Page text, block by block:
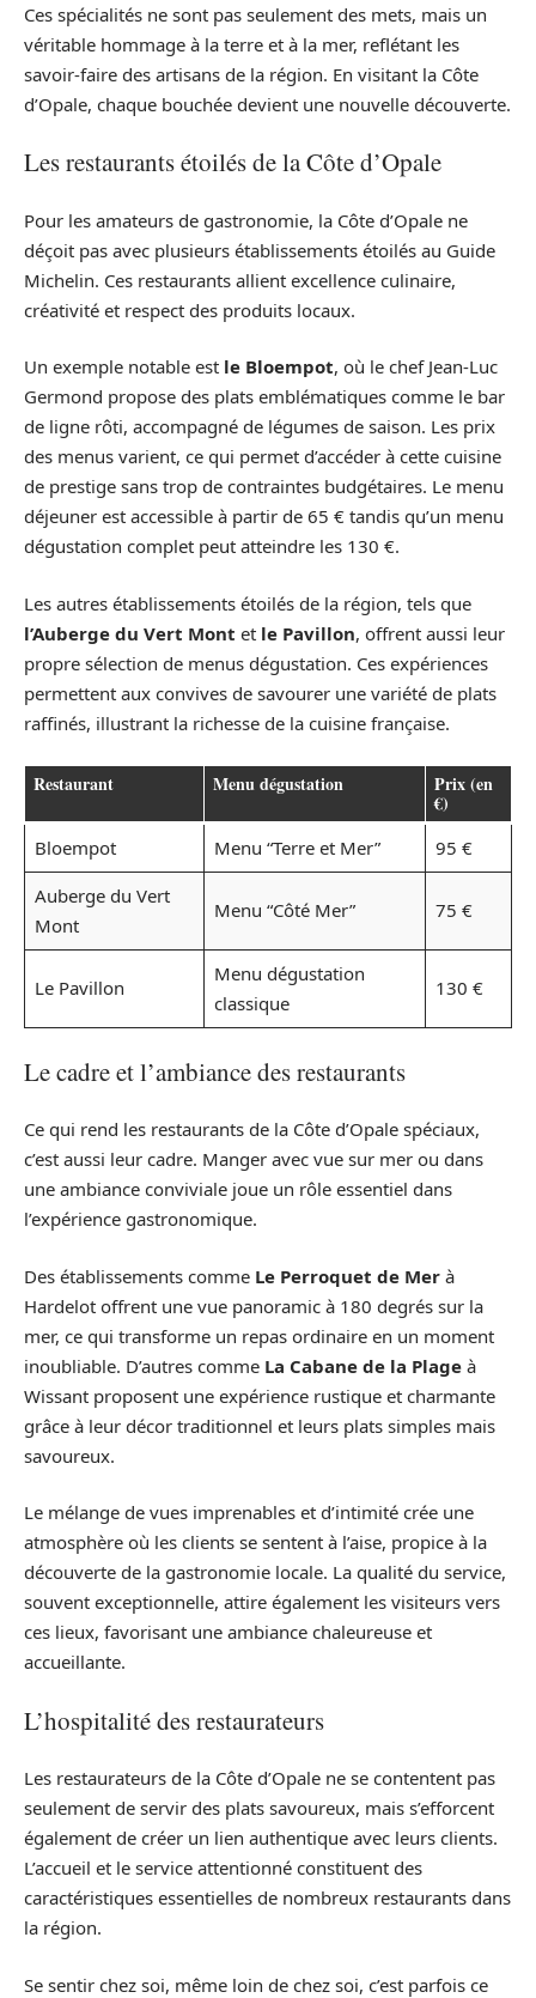
Ces spécialités ne sont pas seulement des mets, mais un
véritable hommage à la terre et à la mer, reflétant les
savoir-faire des artisans de la région. En visitant la Côte
d’Opale, chaque bouchée devient une nouvelle découverte.
Les restaurants étoilés de la Côte d’Opale
Pour les amateurs de gastronomie, la Côte d’Opale ne
déçoit pas avec plusieurs établissements étoilés au Guide
Michelin. Ces restaurants allient excellence culinaire,
créativité et respect des produits locaux.
Un exemple notable est le Bloempot, où le chef Jean-Luc
Germond propose des plats emblématiques comme le bar
de ligne rôti, accompagné de légumes de saison. Les prix
des menus varient, ce qui permet d’accéder à cette cuisine
de prestige sans trop de contraintes budgétaires. Le menu
déjeuner est accessible à partir de 65 € tandis qu’un menu
dégustation complet peut atteindre les 130 €.
Les autres établissements étoilés de la région, tels que
l’Auberge du Vert Mont et le Pavillon, offrent aussi leur
propre sélection de menus dégustation. Ces expériences
permettent aux convives de savourer une variété de plats
raffinés, illustrant la richesse de la cuisine française.
Restaurant Menu dégustation Prix (en
€)
Bloempot Menu “Terre et Mer”
95 €
Auberge du Vert
Mont
Menu “Côté Mer” 75 €
Le Pavillon
Menu dégustation
classique
130 €
Le cadre et l’ambiance des restaurants
Ce qui rend les restaurants de la Côte d’Opale spéciaux,
c’est aussi leur cadre. Manger avec vue sur mer ou dans
une ambiance conviviale joue un rôle essentiel dans
l’expérience gastronomique.
Des établissements comme Le Perroquet de Mer à
Hardelot offrent une vue panoramic à 180 degrés sur la
mer, ce qui transforme un repas ordinaire en un moment
inoubliable. D’autres comme La Cabane de la Plage à
Wissant proposent une expérience rustique et charmante
grâce à leur décor traditionnel et leurs plats simples mais
savoureux.
Le mélange de vues imprenables et d’intimité crée une
atmosphère où les clients se sentent à l’aise, propice à la
découverte de la gastronomie locale. La qualité du service,
souvent exceptionnelle, attire également les visiteurs vers
ces lieux, favorisant une ambiance chaleureuse et
accueillante.
L’hospitalité des restaurateurs
Les restaurateurs de la Côte d’Opale ne se contentent pas
seulement de servir des plats savoureux, mais s’efforcent
également de créer un lien authentique avec leurs clients.
L’accueil et le service attentionné constituent des
caractéristiques essentielles de nombreux restaurants dans
la région.
Se sentir chez soi, même loin de chez soi, c’est parfois ce